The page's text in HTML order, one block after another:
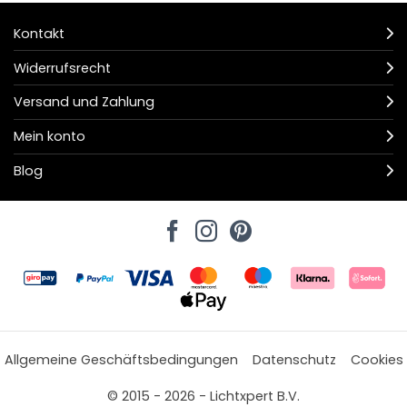
Kontakt
Widerrufsrecht
Versand und Zahlung
Mein konto
Blog
Allgemeine Geschäftsbedingungen Datenschutz
Cookies
© 2015 - 2026 - Lichtxpert B.V.